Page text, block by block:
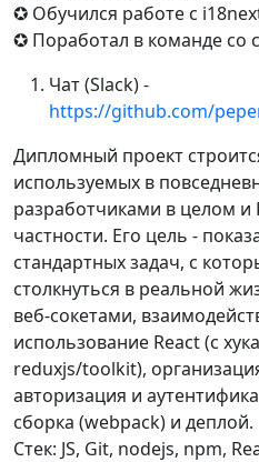
✪ Обучился работе с
✪ Поработал в команде со
Чат (Slack) -
https://github.com/
Дипломный проект
используемых в
разработчиками в целом и
частности. Его цель -
стандартных задач, с
столкнуться в реальной
веб-сокетами,
использование React (с
reduxjs/toolkit),
авторизация и
сборка (webpack) и деплой.
Стек: JS, Git, nodejs, npm,